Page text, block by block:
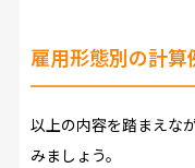
雇用形態別の計算
以上の内容を踏まえな
みましょう。